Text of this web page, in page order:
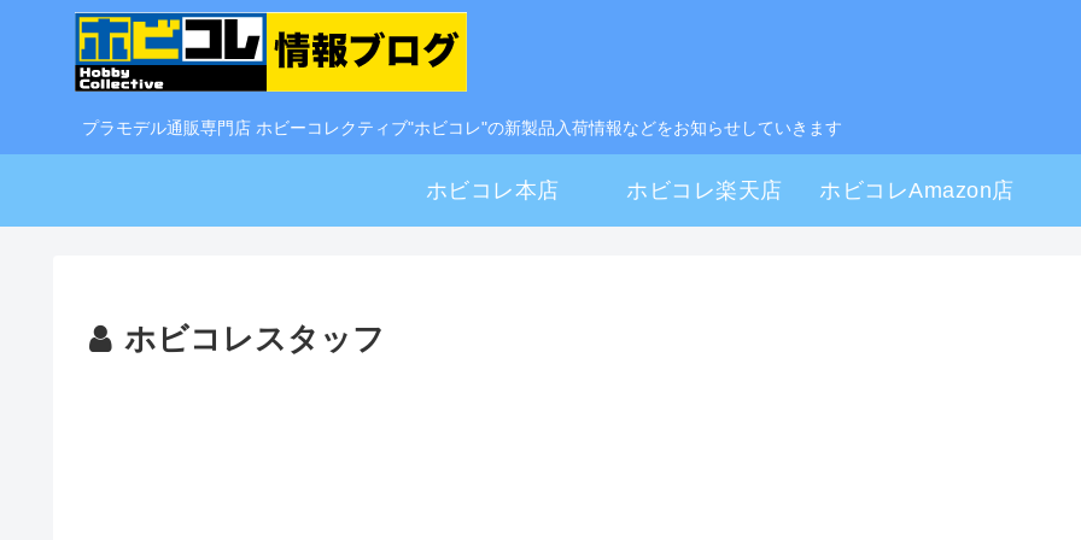
プラモデル通販専門店 ホビーコレクティブ"ホビコレ"の新製品入荷情報などをお知らせしていきます
ホビコレ本店 ホビコレ楽天店 ホビコレAmazon店
ホビコレスタッフ